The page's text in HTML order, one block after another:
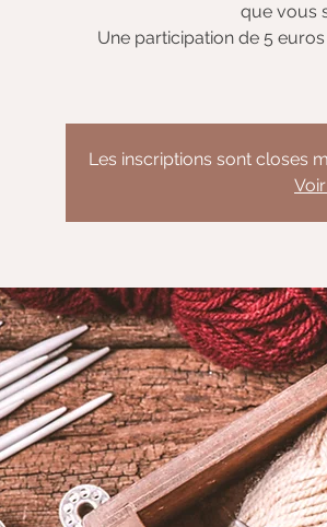
que vous
Une participation de 5
Les inscriptions sont closes